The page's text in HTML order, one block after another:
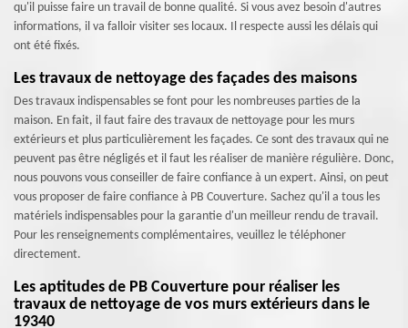
qu'il puisse faire un travail de bonne qualité. Si vous avez besoin d'autres
informations, il va falloir visiter ses locaux. Il respecte aussi les délais qui
ont été fixés.
Les travaux de nettoyage des façades des maisons
Des travaux indispensables se font pour les nombreuses parties de la
maison. En fait, il faut faire des travaux de nettoyage pour les murs
extérieurs et plus particulièrement les façades. Ce sont des travaux qui ne
peuvent pas être négligés et il faut les réaliser de manière régulière. Donc,
nous pouvons vous conseiller de faire confiance à un expert. Ainsi, on peut
vous proposer de faire confiance à PB Couverture. Sachez qu'il a tous les
matériels indispensables pour la garantie d'un meilleur rendu de travail.
Pour les renseignements complémentaires, veuillez le téléphoner
directement.
Les aptitudes de PB Couverture pour réaliser les
travaux de nettoyage de vos murs extérieurs dans le
19340